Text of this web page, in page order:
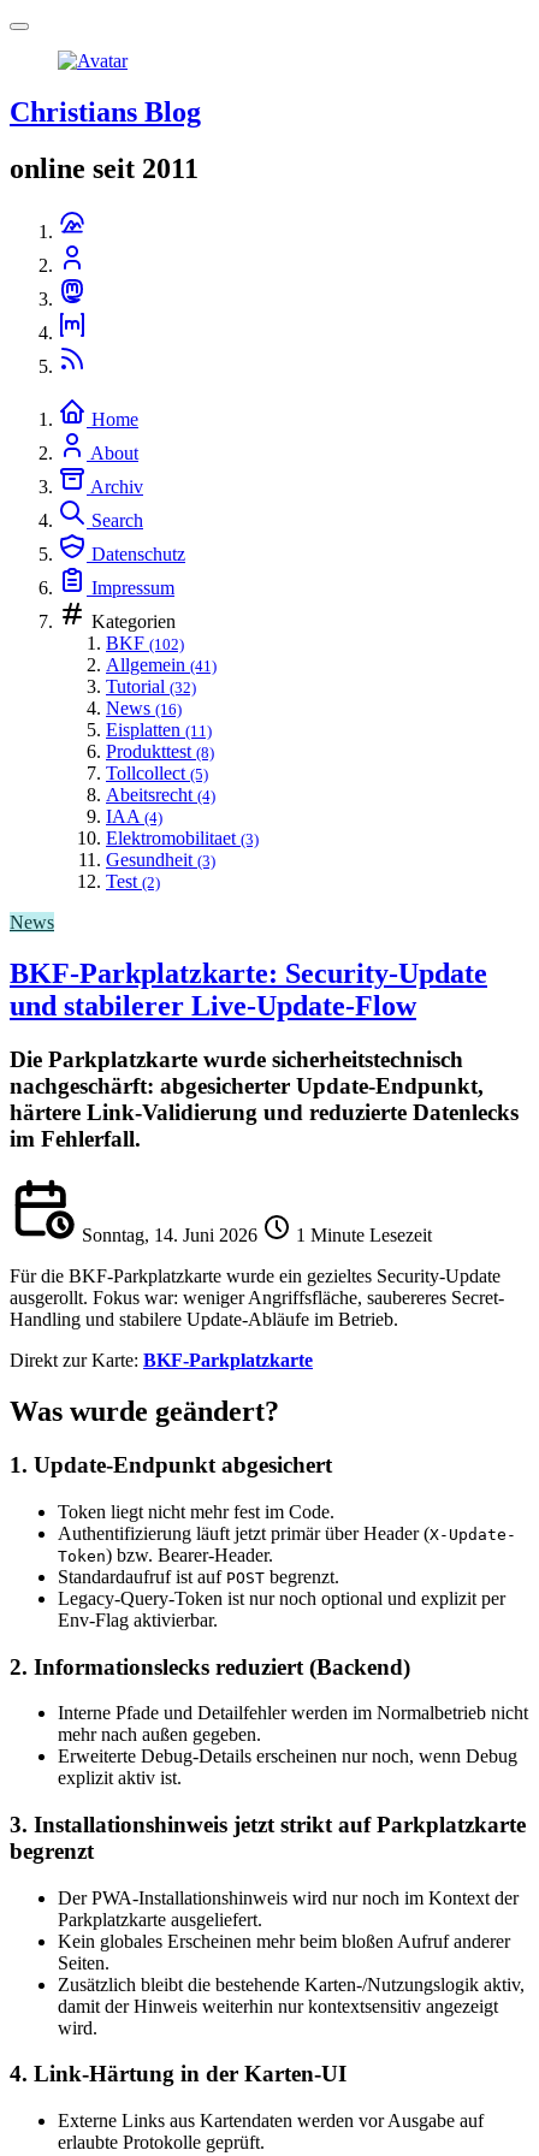
Christians Blog
online seit 2011
Home
About
Archiv
Search
Datenschutz
Impressum
Kategorien
BKF (102)
Allgemein (41)
Tutorial (32)
News (16)
Eisplatten (11)
Produkttest (8)
Tollcollect (5)
Abeitsrecht (4)
IAA (4)
Elektromobilitaet (3)
Gesundheit (3)
Test (2)
News
BKF-Parkplatzkarte: Security-Update
und stabilerer Live-Update-Flow
Die Parkplatzkarte wurde sicherheitstechnisch
nachgeschärft: abgesicherter Update-Endpunkt,
härtere Link-Validierung und reduzierte Datenlecks
im Fehlerfall.
Sonntag, 14. Juni 2026
1 Minute Lesezeit
Für die BKF-Parkplatzkarte wurde ein gezieltes Security-Update
ausgerollt. Fokus war: weniger Angriffsfläche, saubereres Secret-
Handling und stabilere Update-Abläufe im Betrieb.
Direkt zur Karte: BKF-Parkplatzkarte
Was wurde geändert?
1. Update-Endpunkt abgesichert
Token liegt nicht mehr fest im Code.
Authentifizierung läuft jetzt primär über Header (X-Update-
Token) bzw. Bearer-Header.
Standardaufruf ist auf POST begrenzt.
Legacy-Query-Token ist nur noch optional und explizit per
Env-Flag aktivierbar.
2. Informationslecks reduziert (Backend)
Interne Pfade und Detailfehler werden im Normalbetrieb nicht
mehr nach außen gegeben.
Erweiterte Debug-Details erscheinen nur noch, wenn Debug
explizit aktiv ist.
3. Installationshinweis jetzt strikt auf Parkplatzkarte
begrenzt
Der PWA-Installationshinweis wird nur noch im Kontext der
Parkplatzkarte ausgeliefert.
Kein globales Erscheinen mehr beim bloßen Aufruf anderer
Seiten.
Zusätzlich bleibt die bestehende Karten-/Nutzungslogik aktiv,
damit der Hinweis weiterhin nur kontextsensitiv angezeigt
wird.
4. Link-Härtung in der Karten-UI
Externe Links aus Kartendaten werden vor Ausgabe auf
erlaubte Protokolle geprüft.